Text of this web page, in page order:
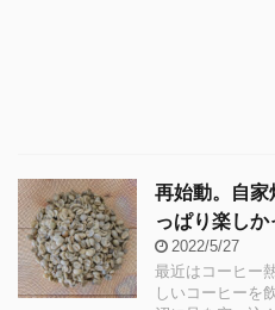
再始動。自家
っぱり楽しか
2022/5/27
最近はコーヒー
しいコーヒーを